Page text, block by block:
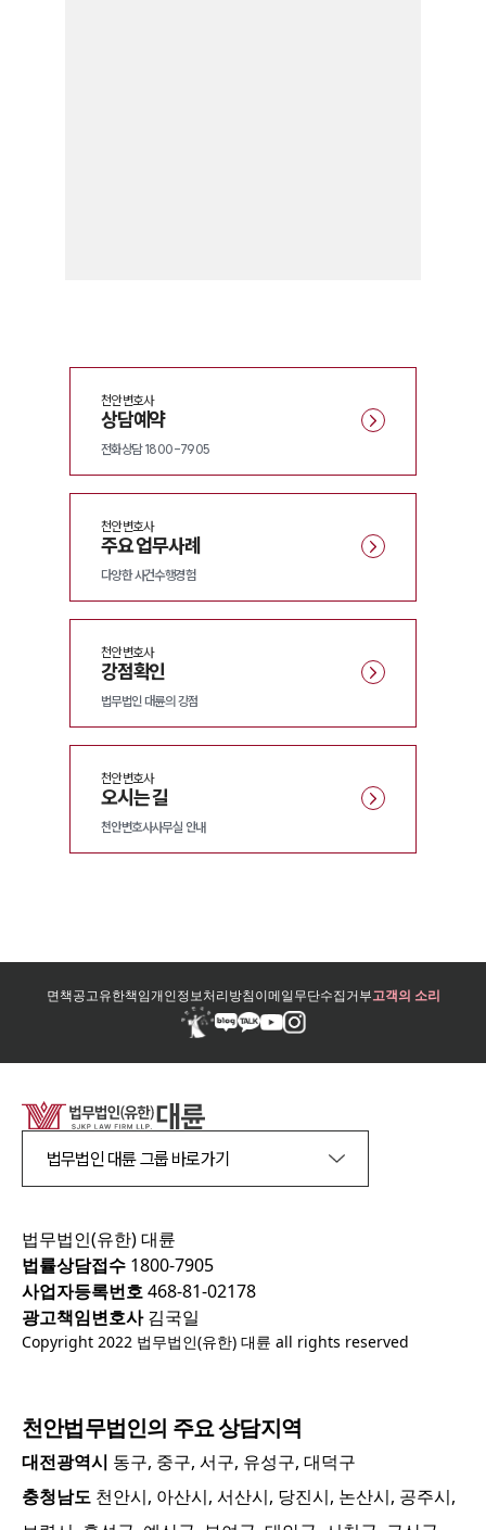
천안변호사
상담예약
전화상담 1800-7905
천안변호사
주요 업무사례
다양한 사건수행경험
천안변호사
강점확인
법무법인 대륜의 강점
천안변호사
오시는 길
천안변호사사무실 안내
면책공고유한책임개인정보처리방침이메일무단수집거부고객의 소리
법무법인 대륜 그룹 바로가기
법무법인(유한) 대륜
법률상담접수 1800-7905
사업자등록번호468-81-02178
광고책임변호사김국일
Copyright 2022 법무법인(유한) 대륜 all rights reserved
천안법무법인의 주요 상담지역
대전광역시 동구, 중구, 서구, 유성구, 대덕구
충청남도 천안시, 아산시, 서산시, 당진시, 논산시, 공주시,